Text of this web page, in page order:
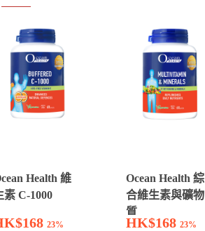
Health 維
素 C-1000
23%
Ocean Health 綜
合維生素與礦物
質
HK$168 23%